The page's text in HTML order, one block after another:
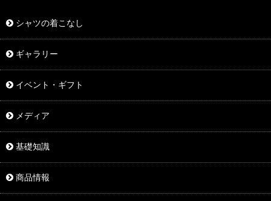
シャツの着こなし
ギャラリー
イベント・ギフト
メディア
基礎知識
商品情報